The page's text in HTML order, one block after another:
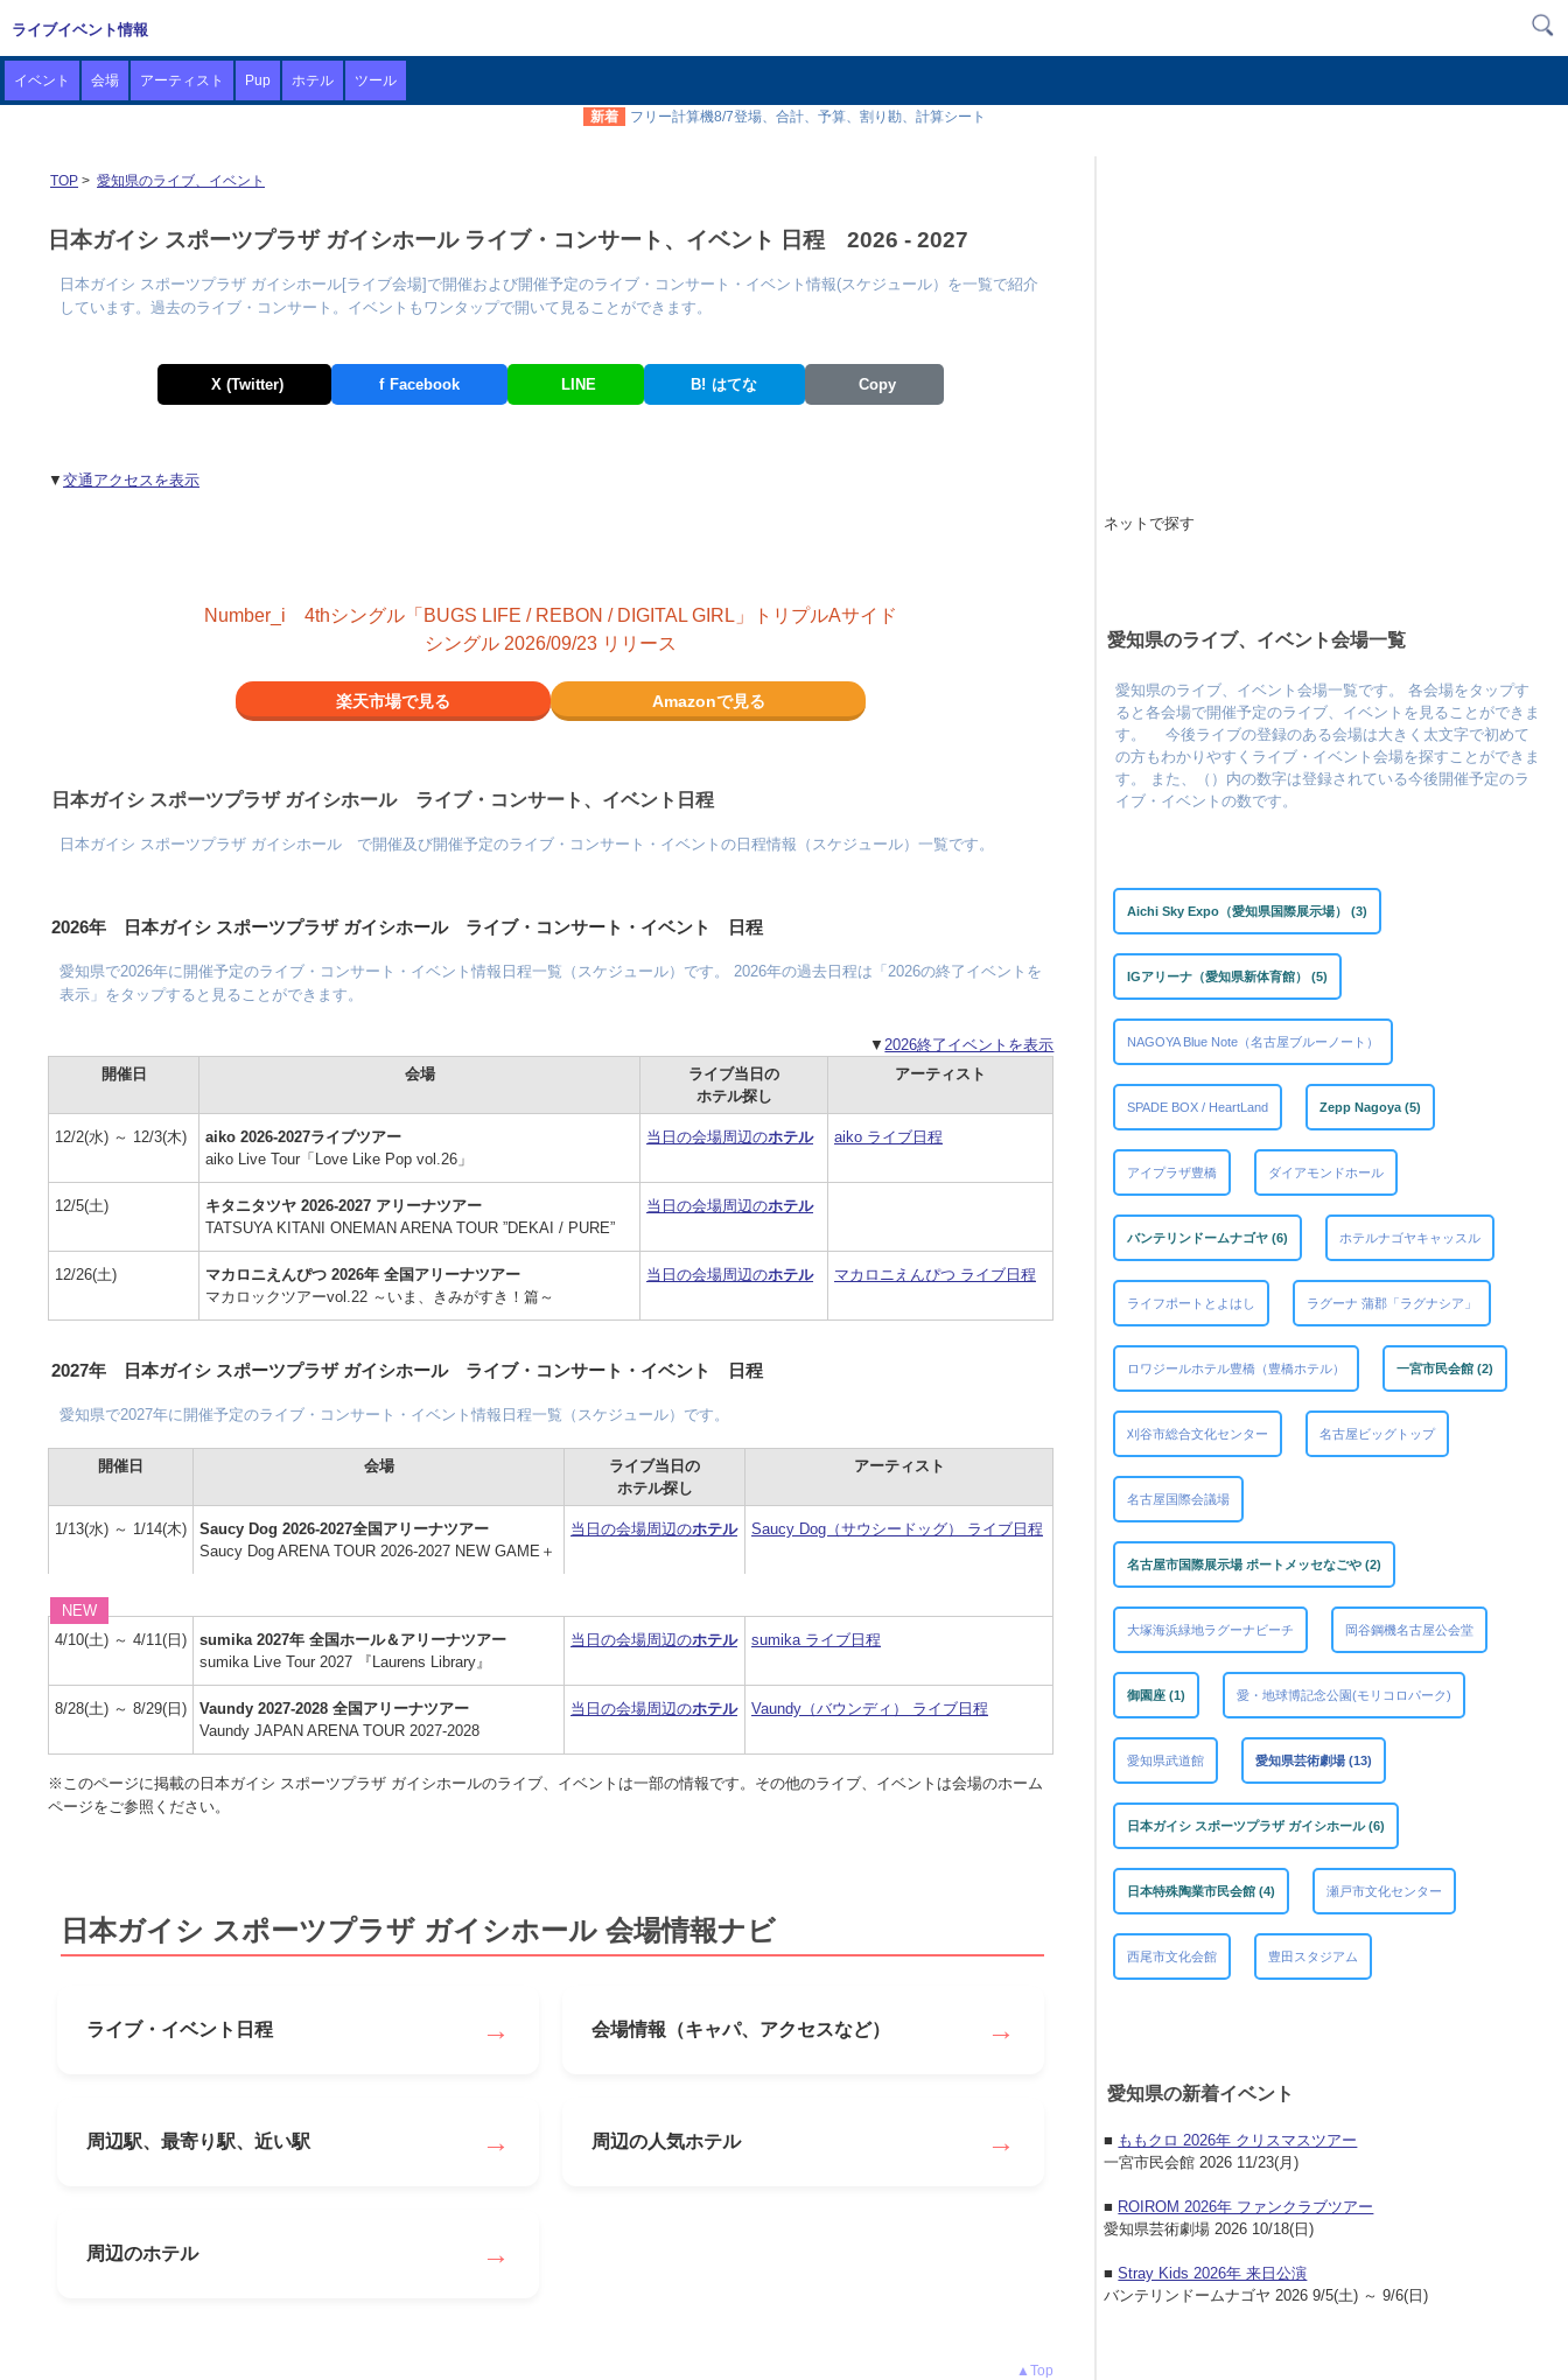
ライブイベント情報
イベント 会場 アーティスト Pup ホテル ツール
新着 フリー計算機8/7登場、合計、予算、割り勘、計算シート
TOP > 愛知県のライブ、イベント
日本ガイシ スポーツプラザ ガイシホール ライブ・コンサート、イベント 日程 2026 - 2027
日本ガイシ スポーツプラザ ガイシホール[ライブ会場]で開催および開催予定のライブ・コンサート・イベント情報(スケジュール）を一覧で紹介
しています。過去のライブ・コンサート。イベントもワンタップで開いて見ることができます。
X (Twitter) f Facebook LINE B! はてな Copy
▼ 交通アクセスを表示
Number_i 4thシングル「BUGS LIFE / REBON / DIGITAL GIRL」トリプルAサイド
シングル 2026/09/23 リリース
楽天市場で見る Amazonで見る
日本ガイシ スポーツプラザ ガイシホール ライブ・コンサート、イベント日程
日本ガイシ スポーツプラザ ガイシホール で開催及び開催予定のライブ・コンサート・イベントの日程情報（スケジュール）一覧です。
2026年 日本ガイシ スポーツプラザ ガイシホール ライブ・コンサート・イベント 日程
愛知県で2026年に開催予定のライブ・コンサート・イベント情報日程一覧（スケジュール）です。 2026年の過去日程は「2026の終了イベントを
表示」をタップすると見ることができます。
▼2026終了イベントを表示
開催日
会場
ライブ当日の
ホテル探し
アーティスト
12/2(水) ～ 12/3(木)
aiko 2026-2027ライブツアー
aiko Live Tour「Love Like Pop vol.26」
当日の会場周辺のホテル aiko ライブ日程
12/5(土)
キタニタツヤ 2026-2027 アリーナツアー
TATSUYA KITANI ONEMAN ARENA TOUR ”DEKAI / PURE”
当日の会場周辺のホテル
12/26(土)
マカロニえんぴつ 2026年 全国アリーナツアー
マカロックツアーvol.22 ～いま、きみがすき！篇～
当日の会場周辺のホテル マカロニえんぴつ ライブ日程
2027年 日本ガイシ スポーツプラザ ガイシホール ライブ・コンサート・イベント 日程
愛知県で2027年に開催予定のライブ・コンサート・イベント情報日程一覧（スケジュール）です。
開催日 会場
ライブ当日の
ホテル探し
アーティスト
1/13(水) ～ 1/14(木)
Saucy Dog 2026-2027全国アリーナツアー
Saucy Dog ARENA TOUR 2026-2027 NEW GAME＋
当日の会場周辺のホテル Saucy Dog（サウシードッグ） ライブ日程
NEW
4/10(土) ～ 4/11(日)
sumika 2027年 全国ホール＆アリーナツアー
sumika Live Tour 2027 『Laurens Library』
当日の会場周辺のホテル sumika ライブ日程
8/28(土) ～ 8/29(日)
Vaundy 2027-2028 全国アリーナツアー
Vaundy JAPAN ARENA TOUR 2027-2028
当日の会場周辺のホテル Vaundy（バウンディ） ライブ日程
※このページに掲載の日本ガイシ スポーツプラザ ガイシホールのライブ、イベントは一部の情報です。その他のライブ、イベントは会場のホーム
ページをご参照ください。
日本ガイシ スポーツプラザ ガイシホール 会場情報ナビ
ライブ・イベント日程 → 会場情報（キャパ、アクセスなど） →
周辺駅、最寄り駅、近い駅 → 周辺の人気ホテル →
周辺のホテル →
▲Top
ネットで探す
愛知県のライブ、イベント会場一覧
愛知県のライブ、イベント会場一覧です。 各会場をタップす
ると各会場で開催予定のライブ、イベントを見ることができま
す。 今後ライブの登録のある会場は大きく太文字で初めて
の方もわかりやすくライブ・イベント会場を探すことができま
す。 また、（）内の数字は登録されている今後開催予定のラ
イブ・イベントの数です。
Aichi Sky Expo（愛知県国際展示場） (3)
IGアリーナ（愛知県新体育館） (5)
NAGOYA Blue Note（名古屋ブルーノート）
SPADE BOX / HeartLand Zepp Nagoya (5)
アイプラザ豊橋 ダイアモンドホール
バンテリンドームナゴヤ (6) ホテルナゴヤキャッスル
ライフポートとよはし ラグーナ 蒲郡「ラグナシア」
ロワジールホテル豊橋（豊橋ホテル） 一宮市民会館 (2)
刈谷市総合文化センター 名古屋ビッグトップ
名古屋国際会議場
名古屋市国際展示場 ポートメッセなごや (2)
大塚海浜緑地ラグーナビーチ 岡谷鋼機名古屋公会堂
御園座 (1) 愛・地球博記念公園(モリコロパーク)
愛知県武道館 愛知県芸術劇場 (13)
日本ガイシ スポーツプラザ ガイシホール (6)
日本特殊陶業市民会館 (4) 瀬戸市文化センター
西尾市文化会館 豊田スタジアム
愛知県の新着イベント
■ ももクロ 2026年 クリスマスツアー
一宮市民会館 2026 11/23(月)
■ ROIROM 2026年 ファンクラブツアー
愛知県芸術劇場 2026 10/18(日)
■ Stray Kids 2026年 来日公演
バンテリンドームナゴヤ 2026 9/5(土) ～ 9/6(日)